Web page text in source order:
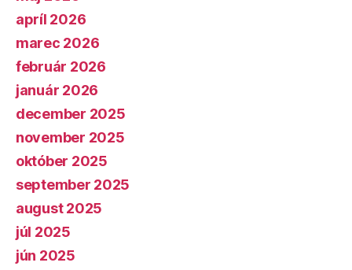
apríl 2026
marec 2026
február 2026
január 2026
december 2025
november 2025
október 2025
september 2025
august 2025
júl 2025
jún 2025